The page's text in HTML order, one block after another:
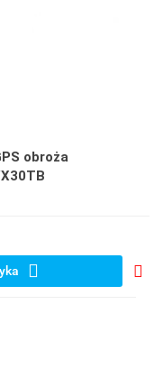
obroża